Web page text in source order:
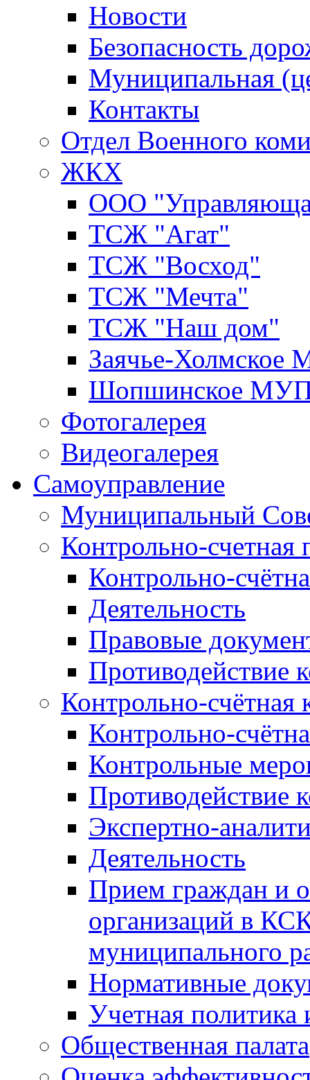
Новости
Безопасность
Муниципальная
Контакты
Отдел Военного
ЖКХ
ООО
ТСЖ "Агат"
ТСЖ "Восход"
ТСЖ "Мечта"
ТСЖ "Наш дом"
Заячье-
Шопшинское
Фотогалерея
Видеогалерея
Самоуправление
Муниципальный
Контрольно-счетная
Контрольно-
Деятельность
Правовые
Противодействие
Контрольно-счётная
Контрольно-
Контрольные
Противодействие
Экспертно-
Деятельность
Прием граждан и
организаций в
муниципального
Нормативные
Учетная политика
Общественная палата